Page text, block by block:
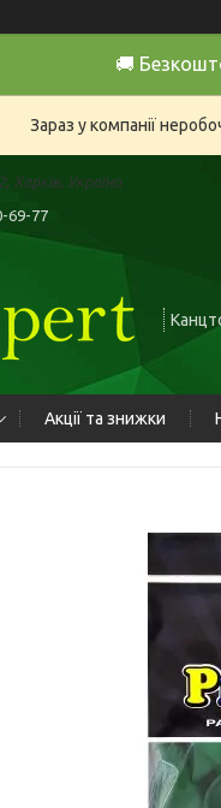
🚚
Зараз у компанії
Харків, Україна
69-77
Акції та знижки